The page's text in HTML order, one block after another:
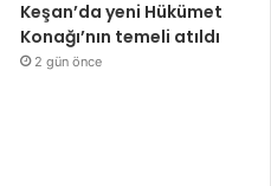
Keşan’da yeni Hükümet
Konağı’nın temeli atıldı
2 gün önce